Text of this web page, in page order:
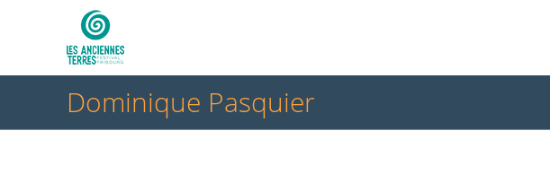
Dominique Pasquier